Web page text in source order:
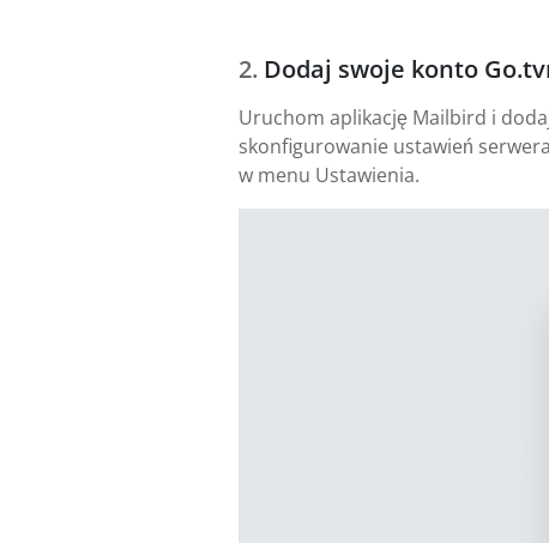
Dodaj swoje konto
Uruchom aplikację Mailbird i
skonfigurowanie ustawień
w menu Ustawienia.